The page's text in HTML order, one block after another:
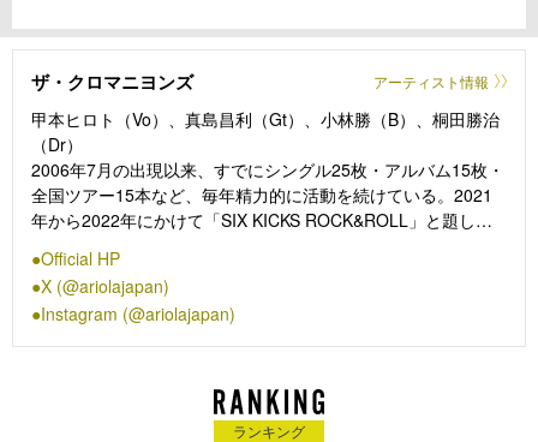
ザ・クロマニヨンズ アーティスト情報
甲本ヒロト（Vo）、真島昌利（Gt）、小林勝（B）、桐田勝治
（Dr）
2006年7月の出現以来、すでにシングル25枚・アルバム15枚・
全国ツアー15本など、毎年精力的に活動を続けている。2021
年から2022年にかけて「SIX KICKS ROCK&ROLL」と題した
2021年8月25日に20thシングル『ドライブ GO!』を発売、以降
2022年1月19日までに連続でシングルを発売し、1月19日には
15th CDアルバム『SIX KICKS ROCK&ROLL』を発売。
2022年8月24日に2枚組DVD『ザ・クロマニヨンズ ツアー SIX
Official HP
X (@ariolajapan)
Instagram (@ariolajapan)
ランキング